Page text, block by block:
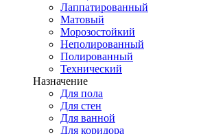
Лаппатированный
Матовый
Морозостойкий
Неполированный
Полированный
Технический
Назначение
Для пола
Для стен
Для ванной
Для коридора